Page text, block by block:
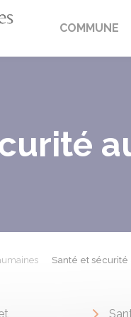
Villars-Saint-
COMMUNE
Santé et sécurité